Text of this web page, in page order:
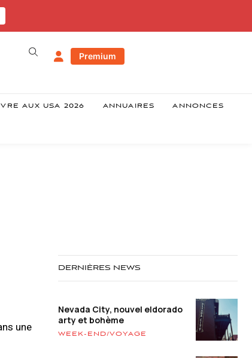
Premium
AUX USA 2026 ANNUAIRES ANNONCES
une
DERNIÈRES NEWS
Nevada City, nouvel eldorado
arty et bohème
WEEK-END/VOYAGE